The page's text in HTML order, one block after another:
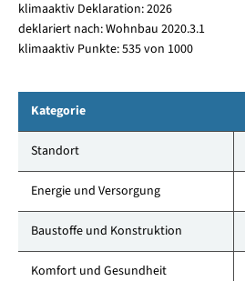
klimaaktiv Deklaration: 2026
deklariert nach: Wohnbau 2020.3.1
klimaaktiv Punkte: 535 von 1000
Kategorie
Standort
Energie und Versorgung
Baustoffe und Konstruktion
Komfort und Gesundheit